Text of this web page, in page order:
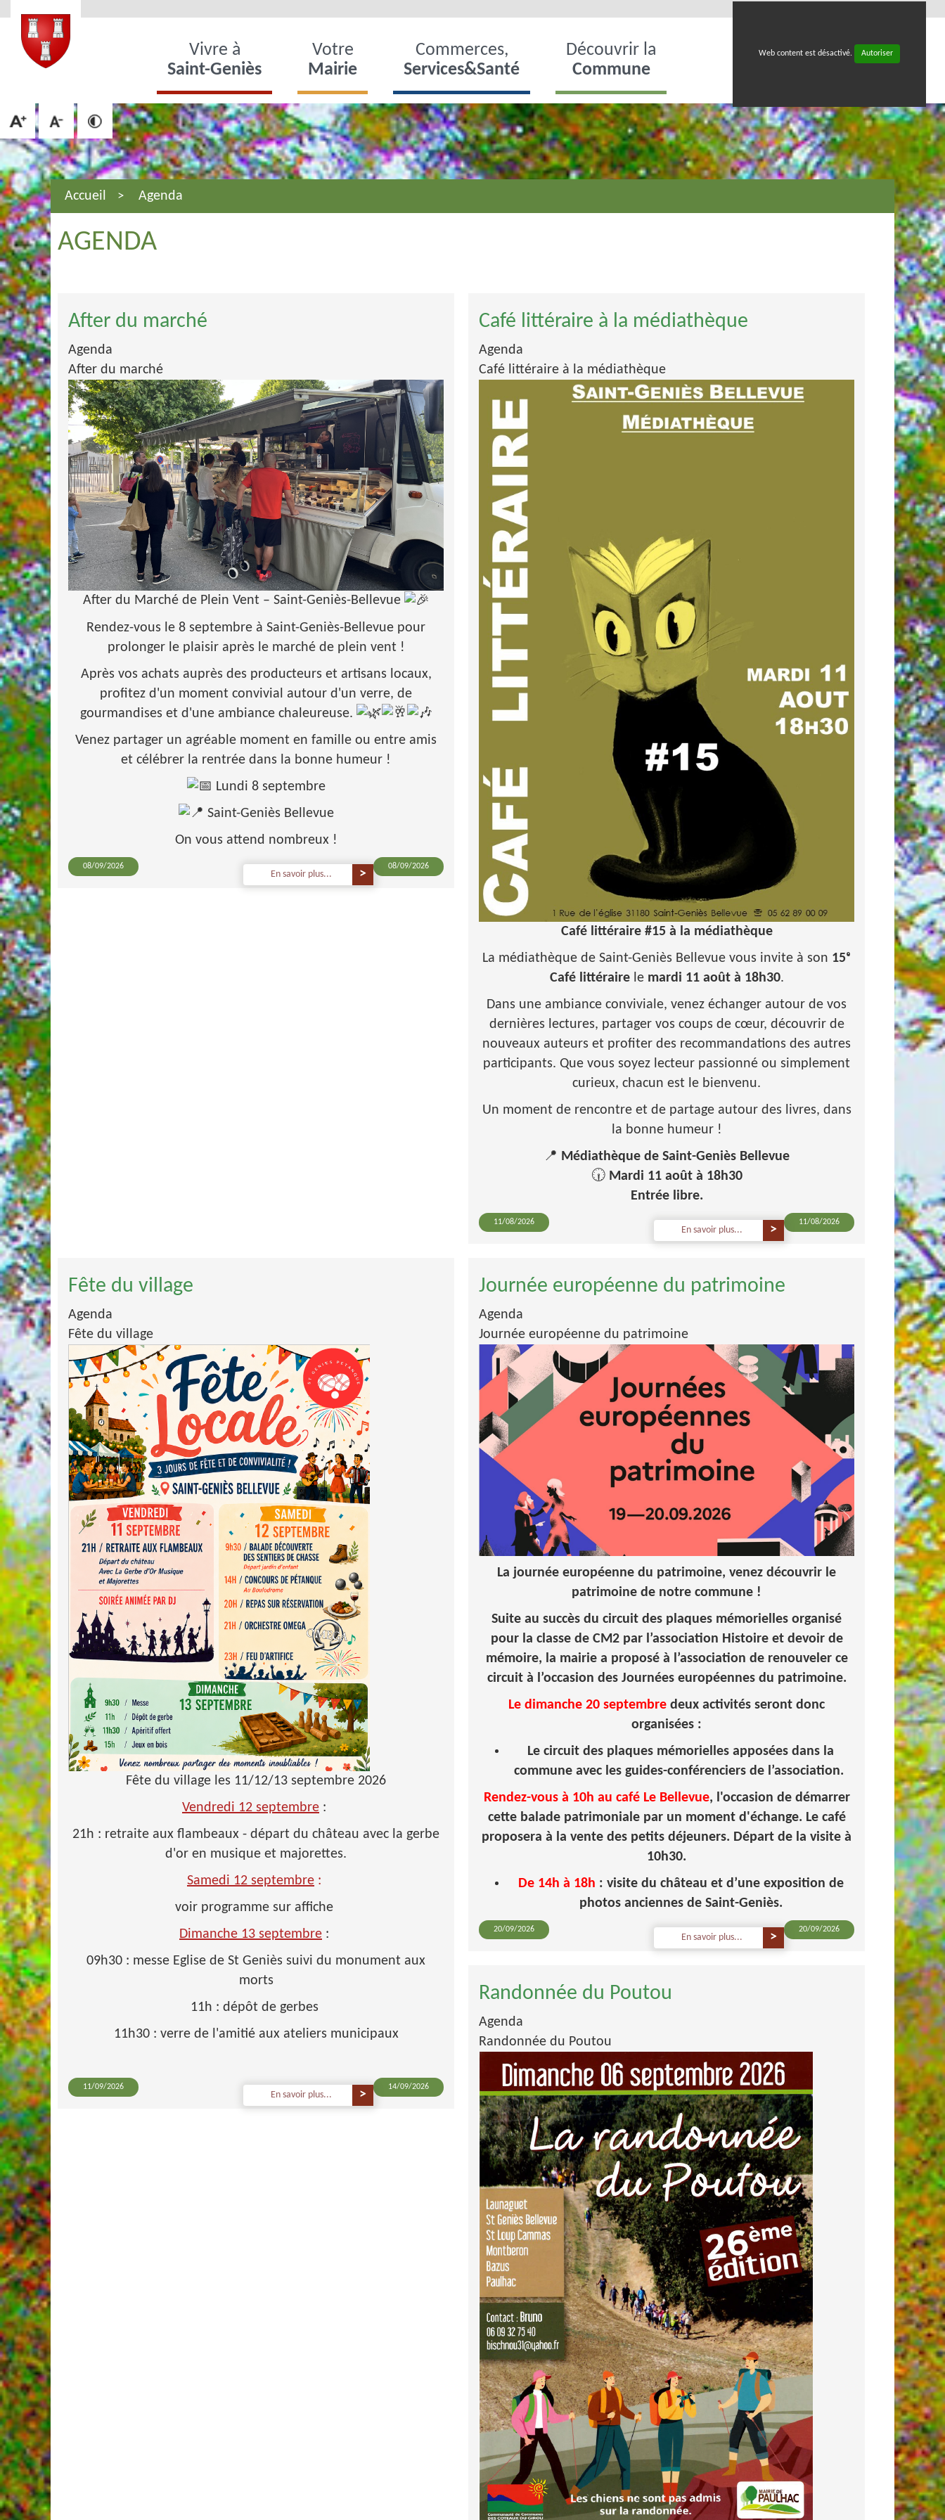
Vivre à
Saint-Geniès
Votre
Mairie
Commerces,
Services&Santé
Découvrir la
Commune
Web content est désactivé. Autoriser
Accueil Agenda
AGENDA
After du marché
Agenda
After du marché
After du Marché de Plein Vent – Saint-Geniès-Bellevue
Rendez-vous le 8 septembre à Saint-Geniès-Bellevue pour
prolonger le plaisir après le marché de plein vent !
Après vos achats auprès des producteurs et artisans locaux,
profitez d'un moment convivial autour d'un verre, de
gourmandises et d'une ambiance chaleureuse.
Venez partager un agréable moment en famille ou entre amis
et célébrer la rentrée dans la bonne humeur !
Lundi 8 septembre
Saint-Geniès Bellevue
On vous attend nombreux !
08/09/2026 08/09/2026
En savoir plus...
Café littéraire à la médiathèque
Agenda
Café littéraire à la médiathèque
Café littéraire #15 à la médiathèque
La médiathèque de Saint-Geniès Bellevue vous invite à son 15ᵉ
Café littérairele mardi 11 août à 18h30.
Dans une ambiance conviviale, venez échanger autour de vos
dernières lectures, partager vos coups de cœur, découvrir de
nouveaux auteurs et profiter des recommandations des autres
participants. Que vous soyez lecteur passionné ou simplement
curieux, chacun est le bienvenu.
Un moment de rencontre et de partage autour des livres, dans
la bonne humeur !
📍 Médiathèque de Saint-Geniès Bellevue
🕡 Mardi 11 août à 18h30
Entrée libre.
11/08/2026 11/08/2026
En savoir plus...
Fête du village
Agenda
Fête du village
Fête du village les 11/12/13 septembre 2026
Vendredi 12 septembre :
21h : retraite aux flambeaux - départ du château avec la gerbe
d'or en musique et majorettes.
Samedi 12 septembre :
voir programme sur affiche
Dimanche 13 septembre :
09h30 : messe Eglise de St Geniès suivi du monument aux
morts
11h : dépôt de gerbes
11h30 : verre de l'amitié aux ateliers municipaux
11/09/2026 14/09/2026
En savoir plus...
Journée européenne du patrimoine
Agenda
Journée européenne du patrimoine
La journée européenne du patrimoine, venez découvrir le
patrimoine de notre commune !
Suite au succès du circuit des plaques mémorielles organisé
pour la classe de CM2 par l’association Histoire et devoir de
mémoire, la mairie a proposé à l’association de renouveler ce
circuit à l’occasion des Journées européennes du patrimoine.
Le dimanche 20 septembre deux activités seront donc
organisées :
Le circuit des plaques mémorielles apposées dans la
commune avec les guides-conférenciers de l’association.
Rendez-vous à 10h au café Le Bellevue, l'occasion de démarrer
cette balade patrimoniale par un moment d'échange. Le café
proposera à la vente des petits déjeuners. Départ de la visite à
10h30.
De 14h à 18h : visite du château et d’une exposition de
photos anciennes de Saint-Geniès.
20/09/2026 20/09/2026
En savoir plus...
Randonnée du Poutou
Agenda
Randonnée du Poutou